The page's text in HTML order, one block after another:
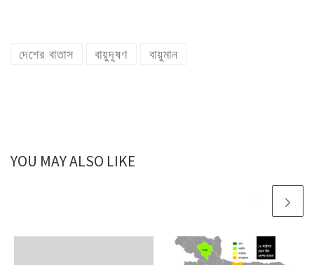
দেশের বাতাস বায়ুদূষণ বায়ুমান
YOU MAY ALSO LIKE